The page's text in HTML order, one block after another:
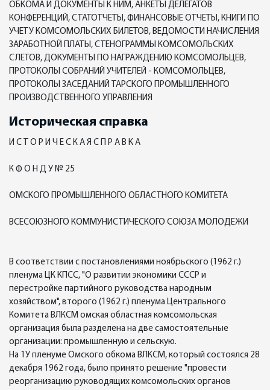
ОБКОМА И ДОКУМЕНТЫ К НИМ, АНКЕТЫ ДЕЛЕГАТОВ
КОНФЕРЕНЦИЙ, СТАТОТЧЕТЫ, ФИНАНСОВЫЕ ОТЧЕТЫ, КНИГИ ПО
УЧЕТУ КОМСОМОЛЬСКИХ БИЛЕТОВ, ВЕДОМОСТИ НАЧИСЛЕНИЯ
ЗАРАБОТНОЙ ПЛАТЫ, СТЕНОГРАММЫ КОМСОМОЛЬСКИХ
СЛЕТОВ, ДОКУМЕНТЫ ПО НАГРАЖДЕНИЮ КОМСОМОЛЬЦЕВ,
ПРОТОКОЛЫ СОБРАНИЙ УЧИТЕЛЕЙ - КОМСОМОЛЬЦЕВ,
ПРОТОКОЛЫ ЗАСЕДАНИЙ ТАРСКОГО ПРОМЫШЛЕННОГО
ПРОИЗВОДСТВЕННОГО УПРАВЛЕНИЯ
Историческая справка
И С Т О Р И Ч Е С К А Я С П Р А В К А
К Ф О Н Д У № 25
ОМСКОГО ПРОМЫШЛЕННОГО ОБЛАСТНОГО КОМИТЕТА
ВСЕСОЮЗНОГО КОММУНИСТИЧЕСКОГО СОЮЗА МОЛОДЕЖИ
В соответствии с постановлениями ноябрьского (1962 г.)
пленума ЦК КПСС, "О развитии экономики СССР и
перестройке партийного руководства народным
хозяйством", второго (1962 г.) пленума Центрального
Комитета ВЛКСМ омская областная комсомольская
организация была разделена на две самостоятельные
организации: промышленную и сельскую.
На 1У пленуме Омского обкома ВЛКСМ, который состоялся 28
декабря 1962 года, было принято решение "провести
реорганизацию руководящих комсомольских органов